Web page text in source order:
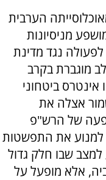
הערבית
מניסיונות
נגד מדינת
מוגברת בקרב
אינטרס ביטחוני
אצלה את
של הרש"פ
למנוע את התפשטות
למצב שבו חלק גדול
אלא מופעל על